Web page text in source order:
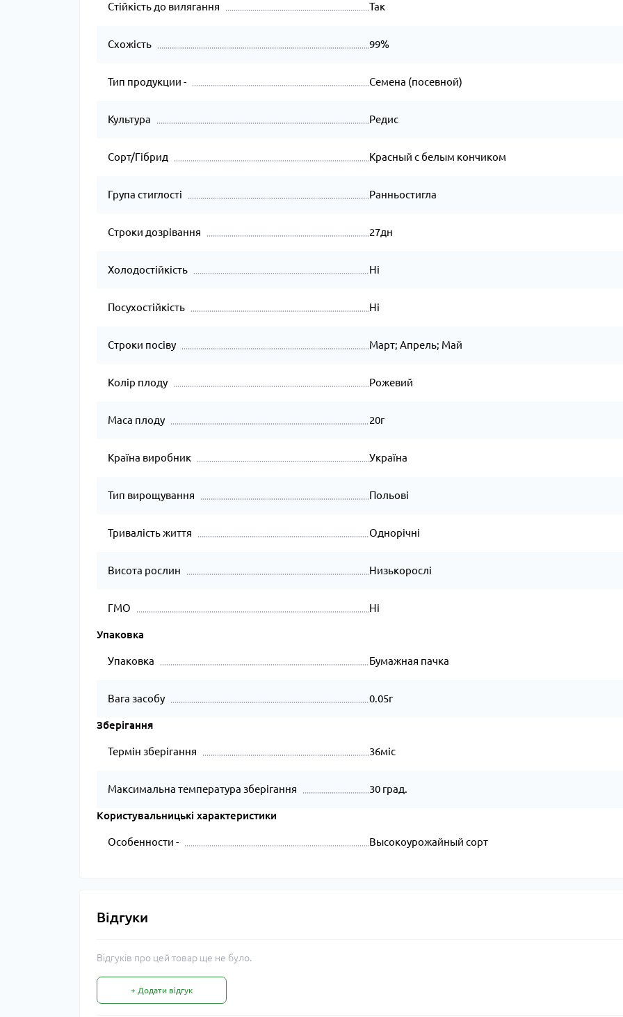
Стійкість до вилягання Так
Схожість 99%
Тип продукции - Семена (посевной)
Культура Редис
Сорт/Гібрид Красный с белым кончиком
Група стиглості Ранньостигла
Строки дозрівання 27дн
Холодостійкість Ні
Посухостійкість Ні
Строки посіву Март; Апрель; Май
Колір плоду Рожевий
Маса плоду 20г
Країна виробник Україна
Тип вирощування Польові
Тривалість життя Однорічні
Висота рослин Низькорослі
ГМО Ні
Упаковка
Упаковка Бумажная пачка
Вага засобу 0.05г
Зберігання
Термін зберігання 36міс
Максимальна температура зберігання 30 град.
Користувальницькі характеристики
Особенности - Высокоурожайный сорт
Відгуки
Відгуків про цей товар ще не було.
+ Додати відгук